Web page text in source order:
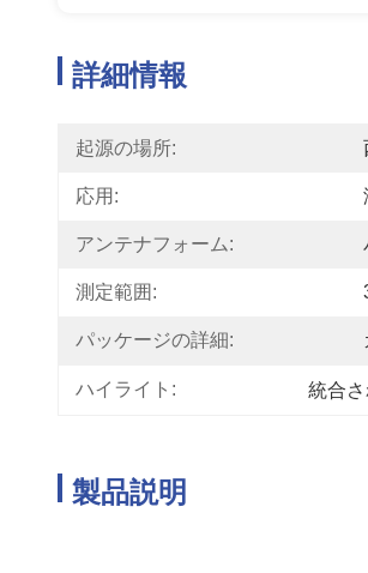
詳細情報
起源の場所:
応用:
アンテナフォーム:
測定範囲:
パッケージの詳細:
ハイライト: 統合
製品説明